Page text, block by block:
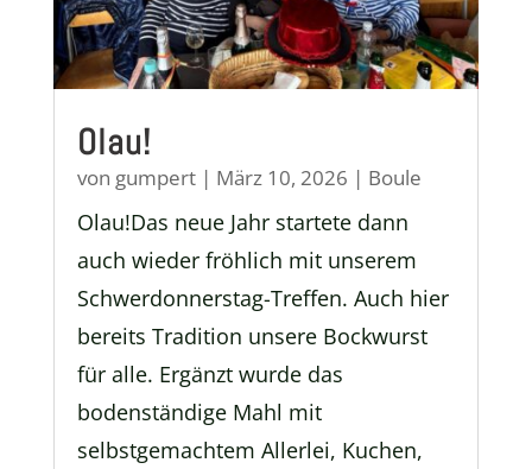
Olau!
von gumpert| März 10, 2026 | Boule
Olau!Das neue Jahr startete dann
auch wieder fröhlich mit unserem
Schwerdonnerstag-Treffen. Auch hier
bereits Tradition unsere Bockwurst
für alle. Ergänzt wurde das
bodenständige Mahl mit
selbstgemachtem Allerlei, Kuchen,